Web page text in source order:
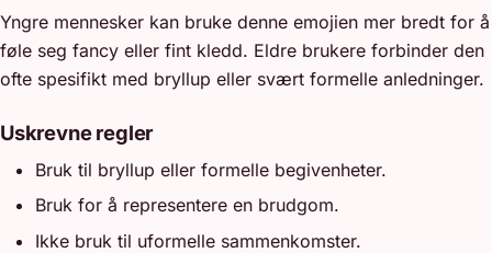
Yngre mennesker kan bruke denne emojien mer bredt for å
føle seg fancy eller fint kledd. Eldre brukere forbinder den
ofte spesifikt med bryllup eller svært formelle anledninger.
Uskrevne regler
Bruk til bryllup eller formelle begivenheter.
Bruk for å representere en brudgom.
Ikke bruk til uformelle sammenkomster.